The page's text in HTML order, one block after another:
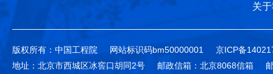
关
版权所有：中国工程院 网站标识码bm50000001
京ICP备
地址：北京市西城区冰窖口胡同2号
邮政信箱：北京8068信箱